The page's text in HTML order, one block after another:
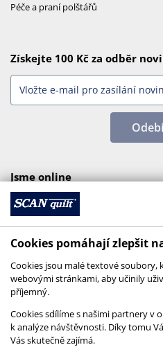
Péče a praní polštářů
Získejte 100 Kč za odběr
Jsme online
© 2026 SCANquilt -
Cookies pomáhají zlepšit
Cookies jsou malé textové
webovými stránkami, aby učinily
příjemný.
Cookies sdílíme s našimi partnery v
k analýze návštěvnosti. Díky tomu
Vás skutečně zajímá.